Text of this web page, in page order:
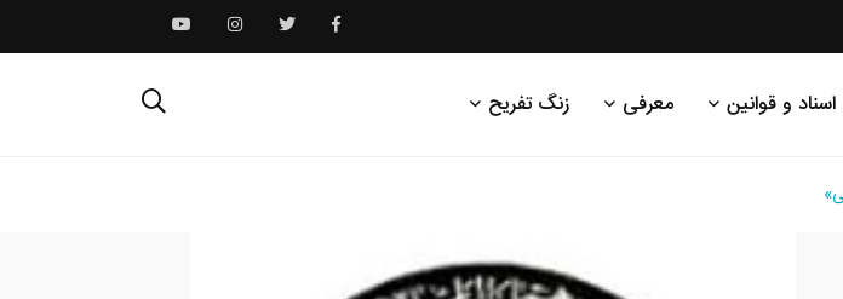
اسناد و قوانین معرفی زنگ تفریح